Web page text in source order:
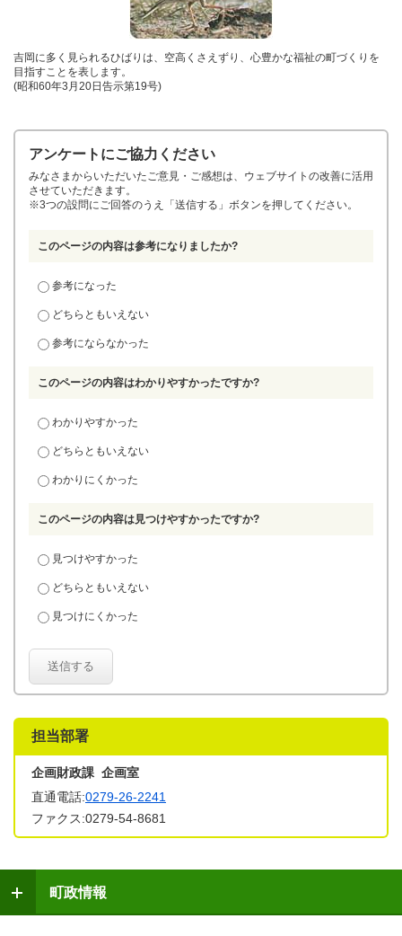
吉岡に多く見られるひばりは、空高くさえずり、心豊かな福祉の町づくりを
目指すことを表します。
(昭和60年3月20日告示第19号)
アンケートにご協力ください
みなさまからいただいたご意見・ご感想は、ウェブサイトの改善に活用
させていただきます。
※3つの設問にご回答のうえ「送信する」ボタンを押してください。
このページの内容は参考になりましたか?
参考になった
どちらともいえない
参考にならなかった
このページの内容はわかりやすかったですか?
わかりやすかった
どちらともいえない
わかりにくかった
このページの内容は見つけやすかったですか?
見つけやすかった
どちらともいえない
見つけにくかった
送信する
担当部署
企画財政課 企画室
直通電話:0279-26-2241
ファクス:0279-54-8681
町政情報